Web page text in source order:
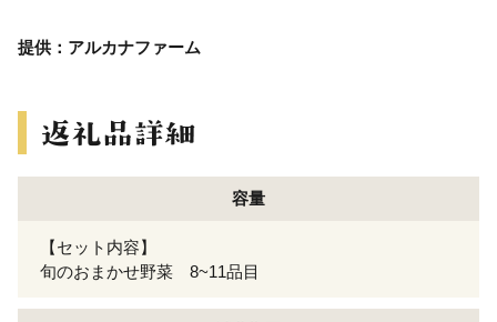
提供：アルカナファーム
容量
【セット内容】
旬のおまかせ野菜 8~11品目